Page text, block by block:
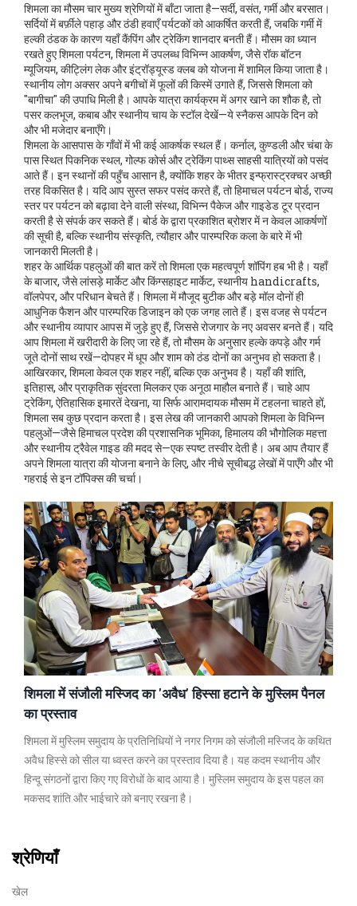
शिमला का मौसम चार मुख्य श्रेणियों में बाँटा जाता है—सर्दी, वसंत, गर्मी और बरसात।
सर्दियों में बर्फ़ीले पहाड़ और ठंडी हवाएँ पर्यटकों को आकर्षित करती हैं, जबकि गर्मी में
हल्की ठंडक के कारण यहाँ कैंपिंग और ट्रेकिंग शानदार बनती हैं। मौसम का ध्यान
रखते हुएशिमला पर्यटन, शिमला में उपलब्ध विभिन्न आकर्षण, जैसे रॉक बॉटन
म्यूजियम, कीट्लिंग लेक और इंट्रॉड्यूस्ड क्लबको योजना में शामिल किया जाता है।
स्थानीय लोग अक्सर अपने बगीचों में फूलों की किस्में उगाते हैं, जिससे शिमला को
"बागीचा" की उपाधि मिली है। आपके यात्रा कार्यक्रम में अगर खाने का शौक है, तो
पसर कलभूज, कबाब और स्थानीय चाय के स्टॉल देखें—ये स्नैकस आपके दिन को
और भी मजेदार बनाएँगे।
शिमला के आसपास के गाँवों में भी कई आकर्षक स्थल हैं। कर्नाल, कुण्डली और चंबा के
पास स्थित पिकनिक स्थल, गोल्फ कोर्स और ट्रेकिंग पाथ्स साहसी यात्रियों को पसंद
आते हैं। इन स्थानों की पहुँच आसान है, क्योंकि शहर के भीतर इन्फ्रास्ट्रक्चर अच्छी
तरह विकसित है। यदि आप सुस्त सफर पसंद करते हैं, तोहिमाचल पर्यटन बोर्ड, राज्य
स्तर पर पर्यटन को बढ़ावा देने वाली संस्था, विभिन्न पैकेज और गाइडेड टूर प्रदान
करती हैसे संपर्क कर सकते हैं। बोर्ड के द्वारा प्रकाशित ब्रोशर में न केवल आकर्षणों
की सूची है, बल्कि स्थानीय संस्कृति, त्यौहार और पारम्परिक कला के बारे में भी
जानकारी मिलती है।
शहर के आर्थिक पहलुओं की बात करें तो शिमला एक महत्वपूर्ण शॉपिंग हब भी है। यहाँ
के बाजार, जैसे लांसड़े मार्केट और किंग्सहाइट मार्केट, स्थानीय handicrafts,
वॉलपेपर, और परिधान बेचते हैं। शिमला में मौजूद बुटीक और बड़े मॉल दोनों ही
आधुनिक फैशन और पारम्परिक डिजाइन को एक जगह लाते हैं। इस वजह से पर्यटन
और स्थानीय व्यापार आपस में जुड़े हुए हैं, जिससे रोजगार के नए अवसर बनते हैं। यदि
आप शिमला में खरीदारी के लिए जा रहे हैं, तो मौसम के अनुसार हल्के कपड़े और गर्म
जूते दोनों साथ रखें—दोपहर में धूप और शाम को ठंड दोनों का अनुभव हो सकता है।
आखिरकार, शिमला केवल एक शहर नहीं, बल्कि एक अनुभव है। यहाँ की शांति,
इतिहास, और प्राकृतिक सुंदरता मिलकर एक अनूठा माहौल बनाते हैं। चाहे आप
ट्रेकिंग, ऐतिहासिक इमारतें देखना, या सिर्फ आरामदायक मौसम में टहलना चाहते हों,
शिमला सब कुछ प्रदान करता है। इस लेख की जानकारी आपको शिमला के विभिन्न
पहलुओं—जैसे हिमाचल प्रदेश की प्रशासनिक भूमिका, हिमालय की भौगोलिक महत्ता
और स्थानीय ट्रैवेल गाइड की मदद से—एक स्पष्ट तस्वीर देती है। अब आप तैयार हैं
अपने शिमला यात्रा की योजना बनाने के लिए, और नीचे सूचीबद्ध लेखों में पाएँगे और भी
गहराई से इन टॉपिक्स की चर्चा।
शिमला में संजौली मस्जिद का 'अवैध' हिस्सा हटाने के मुस्लिम पैनल
का प्रस्ताव
शिमला में मुस्लिम समुदाय के प्रतिनिधियों ने नगर निगम को संजौली मस्जिद के कथित
अवैध हिस्से को सील या ध्वस्त करने का प्रस्ताव दिया है। यह कदम स्थानीय और
हिन्दू संगठनों द्वारा किए गए विरोधों के बाद आया है। मुस्लिम समुदाय के इस पहल का
मकसद शांति और भाईचारे को बनाए रखना है।
श्रेणियाँ
खेल